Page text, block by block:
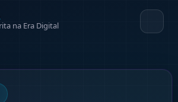
na Era Digital